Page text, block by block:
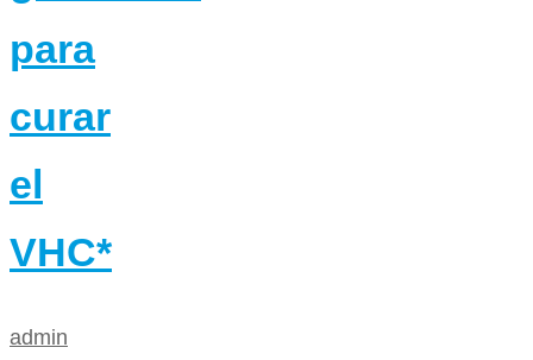
para
curar
el
VHC*
admin